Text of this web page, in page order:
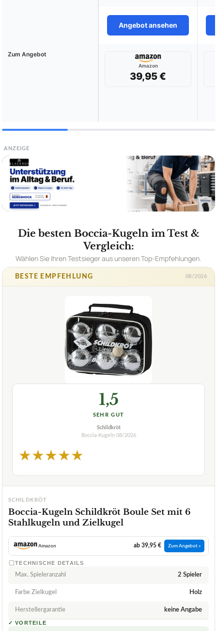
Angebot ansehen
Zum Angebot
Amazon
39,95 €
ANZEIGE
Die besten Boccia-Kugeln im Test &
Vergleich:
Wählen Sie Ihren Testsieger aus unseren Top-Empfehlungen.
BESTE EMPFEHLUNG 08/2026
1,5
SEHR GUT
Schildkröt
Boccia-Kugeln 08/2026
★★★★★
SCHILDKRÖT
Boccia-Kugeln Schildkröt Boule Set mit 6
Stahlkugeln und Zielkugel
Amazon ab 39,95 € Zum Angebot »
TECHNISCHE DETAILS
Max. Spieleranzahl 2 Spieler
Farbe Zielkugel Holz
Herstellergarantie keine Angabe
✓ VORTEILE